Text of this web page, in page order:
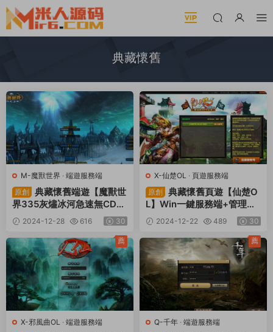
典藏懷舊
M-魔獸世界 · 端遊服務端
原創
典藏懷舊端遊【魔獸世
界335灰燼冰河急速無CD微
變版】Win一鍵服務端+PC
客戶端+攻略贊助+網頁注冊
+GM指令教程+視頻架設教
程
2024-12-28 616 30
X-仙楚OL · 頁遊服務端
原創
典藏懷舊頁遊【仙楚O
L】Win一鍵服務端+管理後
台+視頻架設教程
2024-12-22 489 30
X-邪風曲OL · 端遊服務端
薦
Q-千年 · 端遊服務端
薦